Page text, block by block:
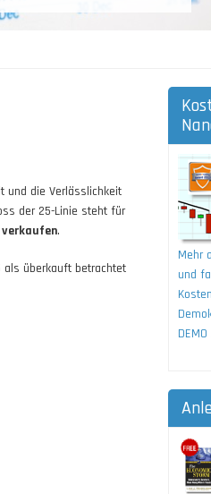
und die Verlässlichkeit
der 25-Linie steht für
verkaufen.
als überkauft betrachtet
Mehr
und
DEMO